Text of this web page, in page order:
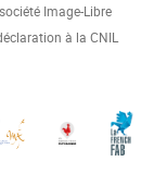
Image-Libre
à la CNIL